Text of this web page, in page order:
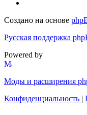
Создано на основе
Русская поддержка
Powered by
Моды и расширения
Конфиденциальность |